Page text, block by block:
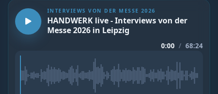
INTERVIEWS VON DER MESSE 2026
HANDWERK live - Interviews von der
Messe 2026 in Leipzig
0:00 / 68:24